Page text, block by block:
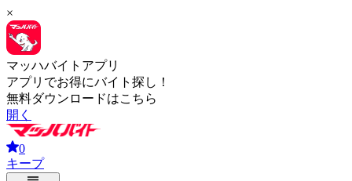
×
マッハバイトアプリ
アプリでお得にバイト探し！
無料ダウンロードはこちら
開く
0
キープ